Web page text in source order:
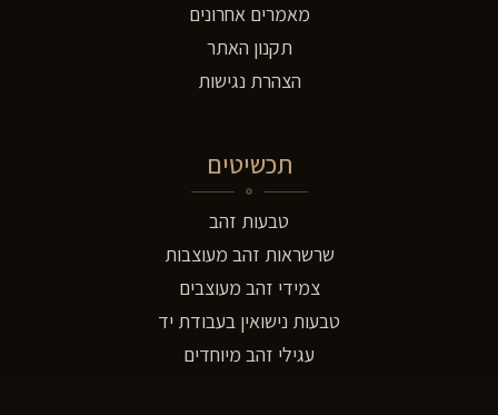
מאמרים אחרונים
תקנון האתר
הצהרת נגישות
תכשיטים
טבעות זהב
שרשראות זהב מעוצבות
צמידי זהב מעוצבים
טבעות נישואין בעבודת יד
עגילי זהב מיוחדים